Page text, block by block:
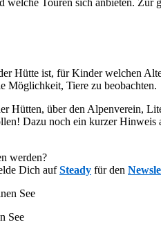
Hütte ist, für Kinder welchen
Möglichkeit, Tiere zu beobachten.
Hütten, über den Alpenverein,
Dazu noch ein kurzer Hinweis
werden?
Dich aufSteady für den
See